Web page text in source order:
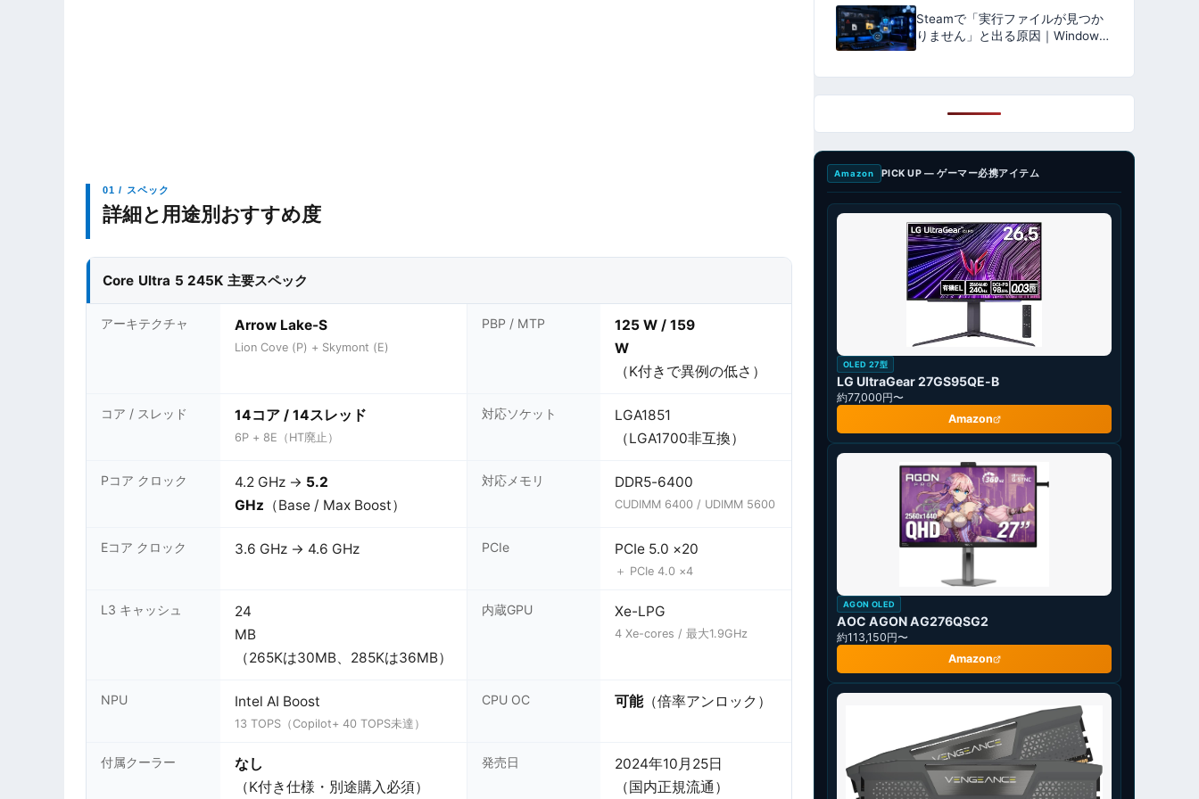
01 / スペック
詳細と用途別おすすめ度
Core Ultra 5 245K 主要スペック
アーキテクチャ Arrow Lake-S
Lion Cove (P) + Skymont (E)
PBP / MTP
125 W / 159
W
（K付きで異例の低さ）
コア / スレッド 14コア / 14スレッド
6P + 8E（HT廃止）
対応ソケット
LGA1851
（LGA1700非互換）
Pコア クロック 4.2 GHz → 5.2
GHz （Base / Max Boost）
対応メモリ DDR5-6400
CUDIMM 6400 / UDIMM 5600
Eコア クロック 3.6 GHz → 4.6 GHz PCIe PCIe 5.0 ×20
＋ PCIe 4.0 ×4
L3 キャッシュ
24
MB
（265Kは30MB、285Kは36MB）
内蔵GPU Xe-LPG
4 Xe-cores / 最大1.9GHz
NPU Intel AI Boost
13 TOPS（Copilot+ 40 TOPS未達）
CPU OC 可能（倍率アンロック）
付属クーラー
なし
（K付き仕様・別途購入必須）
発売日
2024年10月25日
（国内正規流通）
Steamで「実行ファイルが見つか
りません」と出る原因｜Windows
Defenderの隔離・整合性確認
Amazon PICK UP — ゲーマー必携アイテム
OLED 27型
LG UltraGear 27GS95QE-B
約77,000円〜
Amazon
AGON OLED
AOC AGON AG276QSG2
約113,150円〜
Amazon